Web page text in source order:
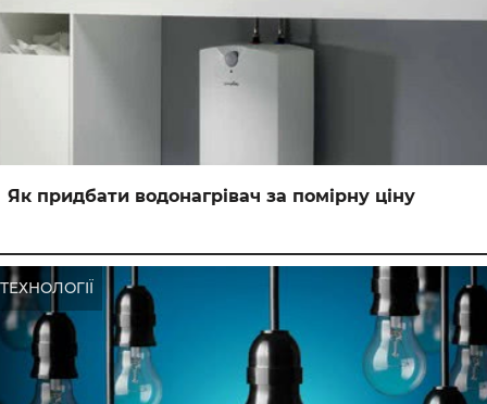
Як придбати водонагрівач за помірну ціну
ТЕХНОЛОГІЇ